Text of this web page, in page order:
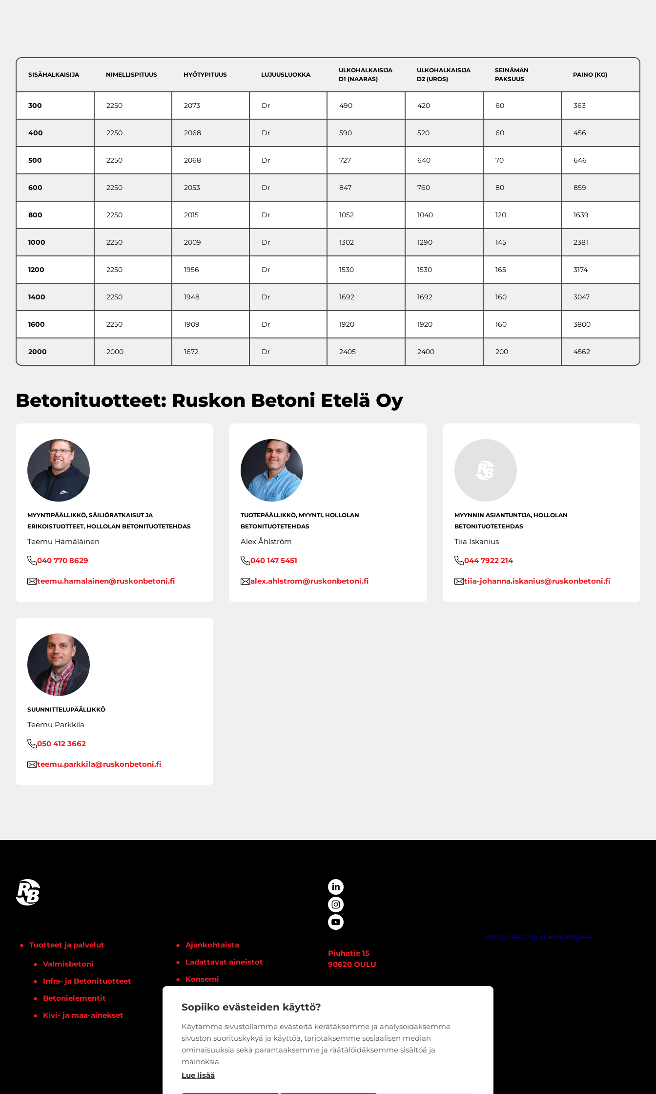
Sopiiko evästeiden käyttö?
Käytämme sivustollamme evästeitä kerätäksemme ja analysoidaksemme
sivuston suorituskykyä ja käyttöä, tarjotaksemme sosiaalisen median
ominaisuuksia sekä parantaaksemme ja räätälöidäksemme sisältöä ja
mainoksia.
Lue lisää
LAITEKAIVOT JA PUMPPAAMOT
SÄILIÖRATKAISUT
RÄÄTÄLÖIDYT INFRARATKAISUT
RB ROCKLINE
MUUT
Betoniblokit
Ruokintakourut
Lietekuilut
LIIKENNE-ESTEET
SISÄHALKAISIJA NIMELLISPITUUS HYÖTYPITUUS LUJUUSLUOKKA
ULKOHALKAISIJA
D1 (NAARAS)
ULKOHALKAISIJA
D2 (UROS)
SEINÄMÄN
PAKSUUS
PAINO (KG)
300 2250 2073 Dr 490 420 60 363
400 2250 2068 Dr 590 520 60 456
500 2250 2068 Dr 727 640 70 646
600 2250 2053 Dr 847 760 80 859
800 2250 2015 Dr 1052 1040 120 1639
1000 2250 2009 Dr 1302 1290 145 2381
1200 2250 1956 Dr 1530 1530 165 3174
1400 2250 1948 Dr 1692 1692 160 3047
1600 2250 1909 Dr 1920 1920 160 3800
2000 2000 1672 Dr 2405 2400 200 4562
Betonituotteet: Ruskon Betoni Etelä Oy
MYYNTIPÄÄLLIKKÖ, SÄILIÖRATKAISUT JA
ERIKOISTUOTTEET, HOLLOLAN BETONITUOTETEHDAS
Teemu Hämäläinen
040 770 8629
teemu.hamalainen@ruskonbetoni.fi
TUOTEPÄÄLLIKKÖ, MYYNTI, HOLLOLAN
BETONITUOTETEHDAS
Alex Åhlström
040 147 5451
alex.ahlstrom@ruskonbetoni.fi
MYYNNIN ASIANTUNTIJA, HOLLOLAN
BETONITUOTETEHDAS
Tiia Iskanius
044 7922 214
tiia-johanna.iskanius@ruskonbetoni.fi
SUUNNITTELUPÄÄLLIKKÖ
Teemu Parkkila
050 412 3662
teemu.parkkila@ruskonbetoni.fi
Tuotteet ja palvelut
Valmisbetoni
Infra- ja Betonituotteet
Betonielementit
Kivi- ja maa-ainekset
Ajankohtaista
Ladattavat aineistot
Konserni
Piuhatie 15
90620 OULU
PYYDÄ TARJOUS VERKKOKAUPPA